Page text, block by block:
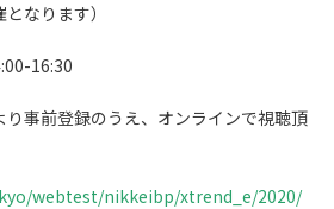
なります）
16:30
事前登録のうえ、オンラインで視聴頂
webtest/nikkeibp/xtrend_e/2020/